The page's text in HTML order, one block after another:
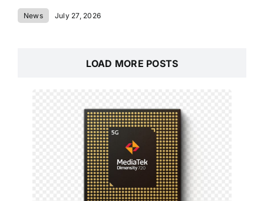
News July 27, 2026
LOAD MORE POSTS